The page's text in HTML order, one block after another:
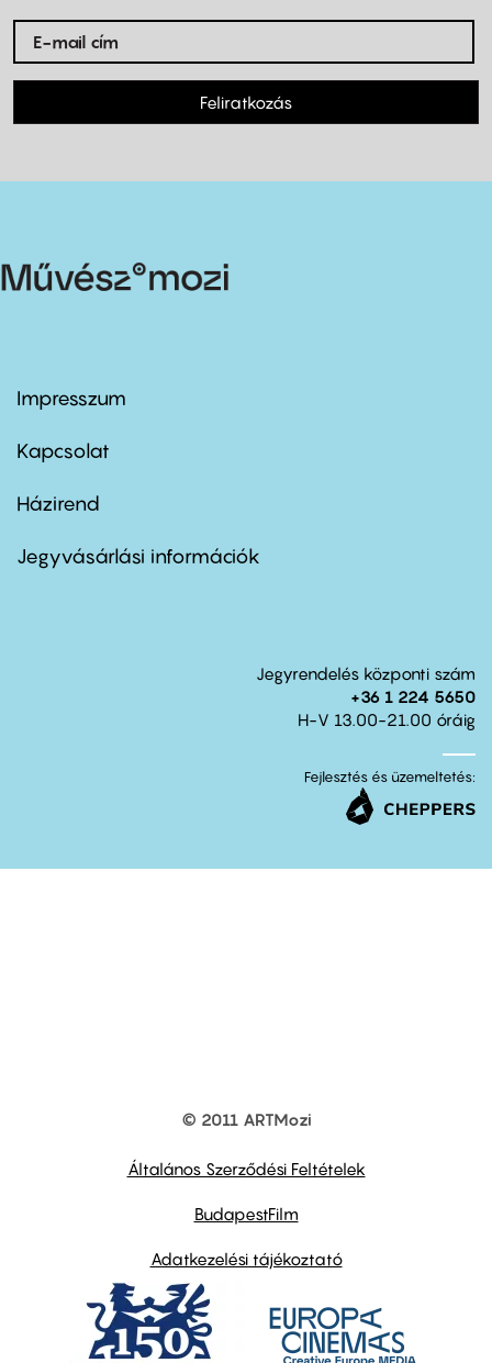
Feliratkozás
Footer
first
Impresszum
Kapcsolat
Footer
second
Házirend
Jegyvásárlási információk
Jegyrendelés központi szám
+36 1 224 5650
H-V 13.00-21.00 óráig
Fejlesztés és üzemeltetés:
© 2011 ARTMozi
Általános Szerződési Feltételek
BudapestFilm
Adatkezelési tájékoztató